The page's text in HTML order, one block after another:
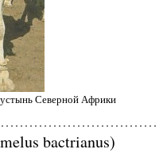
Северной Африки
bactrianus)